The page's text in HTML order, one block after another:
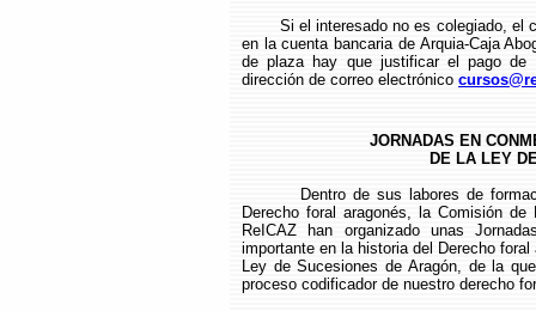
Si el interesado no es colegiado, el
en la cuenta bancaria de Arquia-Caja
de plaza hay que justificar el pago de
dirección de correo electrónico
JORNADAS EN
DE LA LEY
Dentro de sus labores de
Derecho foral aragonés, la Comisión
ReICAZ han organizado unas
importante en la historia del Derecho
Ley de Sucesiones de Aragón, de la
proceso codificador de nuestro derecho